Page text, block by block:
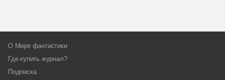
О Мире фантастики
Где купить журнал?
Подписка